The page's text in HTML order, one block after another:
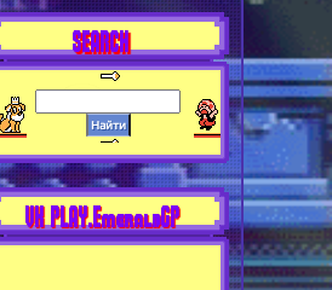
SEARCH
VK PLAY.EmeraldGP